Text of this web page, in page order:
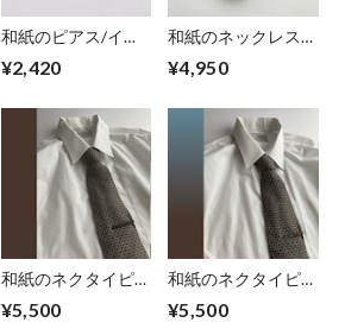
和紙のピアス/イヤ
アブルー】S
¥2,420
和紙のネックレス
¥4,950
和紙のネクタイピ
¥5,500
和紙のネクタイピ
¥5,500